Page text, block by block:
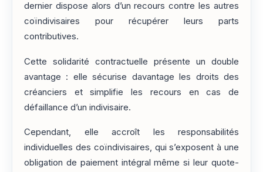
dernier dispose alors d’un recours contre les autres
coïndivisaires pour récupérer leurs parts
contributives.
Cette solidarité contractuelle présente un double
avantage : elle sécurise davantage les droits des
créanciers et simplifie les recours en cas de
défaillance d’un indivisaire.
Cependant, elle accroît les responsabilités
individuelles des coïndivisaires, qui s’exposent à une
obligation de paiement intégral même si leur quote-